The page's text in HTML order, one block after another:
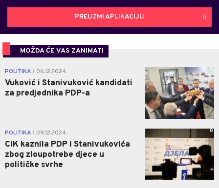
PREUZMI APLIKACIJU
MOŽDA ĆE VAS ZANIMATI
POLITIKA 06.12.2024.
Vuković i Stanivuković kandidati
za predjednika PDP-a
0
POLITIKA 09.12.2024.
CIK kaznila PDP i Stanivukovića
zbog zloupotrebe djece u
političke svrhe
0